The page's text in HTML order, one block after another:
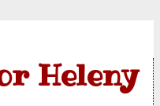
Heleny